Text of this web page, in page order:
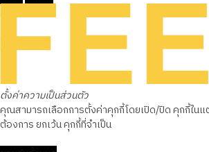
ตั้งค่าความเป็นส่วนตัว
คุณสามารถเลือกการตั้งค่าคุกกี้โดยเปิด/ปิด คุกกี้ในแ
ต้องการ ยกเว้น คุกกี้ที่จำเป็น